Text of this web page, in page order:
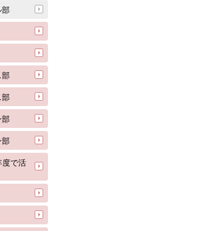
部
部
部
部
部
度で活